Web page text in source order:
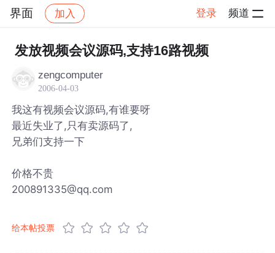
界面 加入 登录 频道
社区 界面 帖子详情
发放视频会议源码,支持16路视频
zengcomputer
2006-04-03
我这有视频会议源码,有谁要呀
最近失业了,只有卖源码了,
兄弟们支持一下
价格不贵
200891335@qq.com
给本帖投票